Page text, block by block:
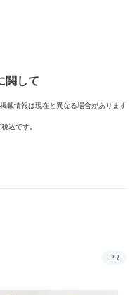
関して
載情報は現在と異なる場合があります
込です。
PR